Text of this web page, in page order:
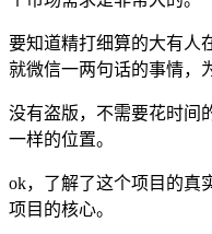
要知道精打细算的大有人
就微信一两句话的事情，
没有盗版，不需要花时间
一样的位置。
ok，了解了这个项目的真
项目的核心。